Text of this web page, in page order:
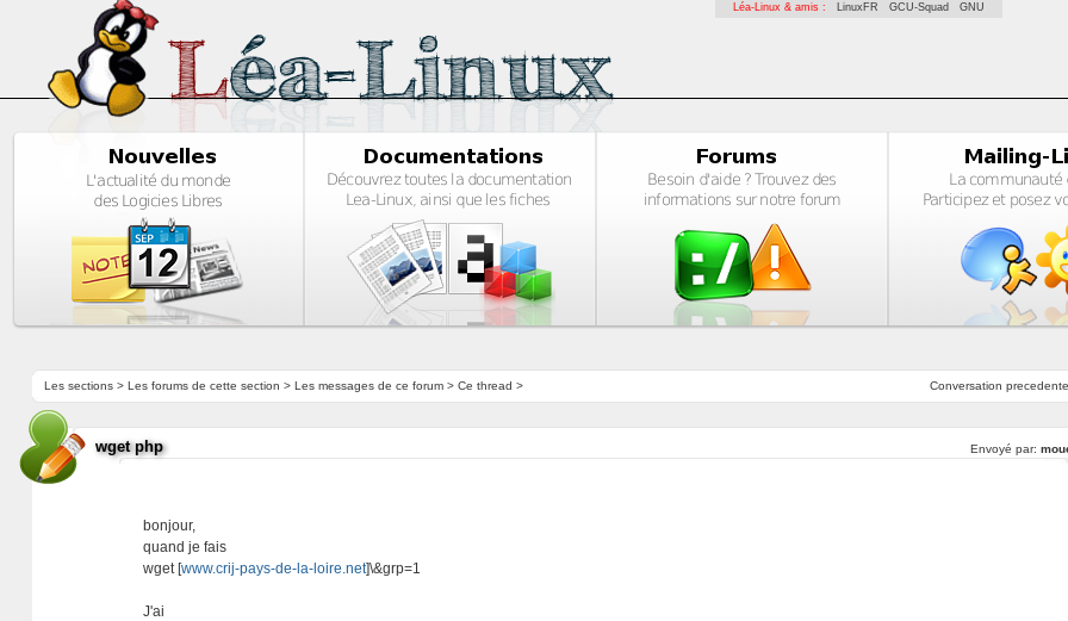
Léa-Linux & amis : LinuxFR GCU-Squad GNU
Conversation precedente
Les sections> Les forums de cette section > Les messages de ce forum> Ce thread >
wget php Envoyé par:
bonjour,
quand je fais
wget [www.crij-pays-de-la-loire.net]\&grp=1
J'ai